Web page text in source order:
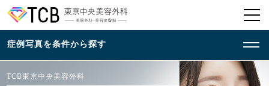
TCB東京中央美容外科